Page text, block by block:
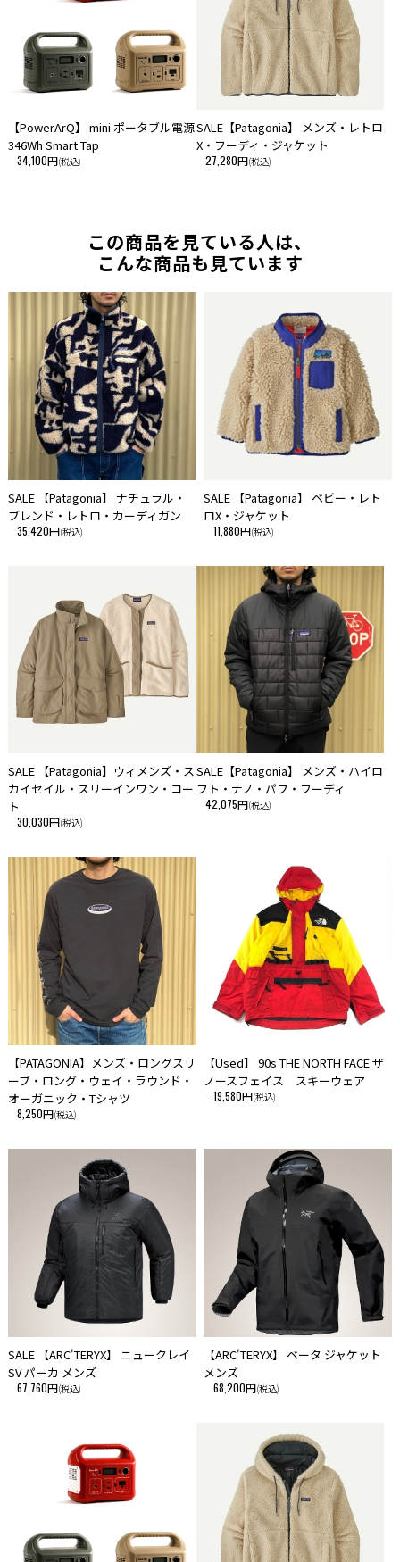
【PowerArQ】 mini ポータブル電源
346Wh Smart Tap
34,100円(税込)
SALE【Patagonia】 メンズ・レトロ
X・フーディ・ジャケット
27,280円(税込)
この商品を見ている人は、
こんな商品も見ています
SALE 【Patagonia】 ナチュラル・
ブレンド・レトロ・カーディガン
35,420円(税込)
SALE 【Patagonia】 ベビー・レト
ロX・ジャケット
11,880円(税込)
SALE 【Patagonia】ウィメンズ・ス
カイセイル・スリーインワン・コー
ト
30,030円(税込)
SALE【Patagonia】 メンズ・ハイロ
フト・ナノ・パフ・フーディ
42,075円(税込)
【PATAGONIA】メンズ・ロングスリ
ーブ・ロング・ウェイ・ラウンド・
オーガニック・Tシャツ
8,250円(税込)
【Used】 90s THE NORTH FACE ザ
ノースフェイス スキーウェア
19,580円(税込)
SALE 【ARC'TERYX】 ニュークレイ
SV パーカ メンズ
67,760円(税込)
【ARC'TERYX】 ベータ ジャケット
メンズ
68,200円(税込)